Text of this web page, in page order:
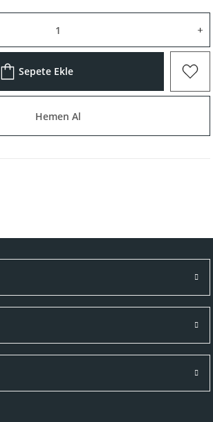
Sepete Ekle
Hemen Al